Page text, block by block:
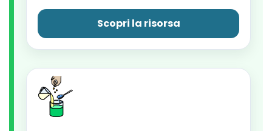
Scopri la risorsa